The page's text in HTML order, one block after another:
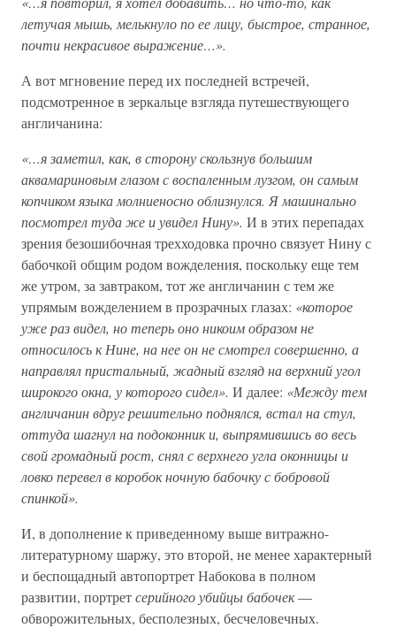
летучая мышь, мелькнуло по ее лицу, быстрое, странное,
почти некрасивое выражение…».
А вот мгновение перед их последней встречей,
подсмотренное в зеркальце взгляда путешествующего
англичанина:
«…я заметил, как, в сторону скользнув большим
аквамариновым глазом с воспаленным лузгом, он самым
копчиком языка молниеносно облизнулся. Я машинально
посмотрел туда же и увидел Нину». И в этих перепадах
зрения безошибочная трехходовка прочно связует Нину с
бабочкой общим родом вожделения, поскольку еще тем
же утром, за завтраком, тот же англичанин с тем же
упрямым вожделением в прозрачных глазах: «которое
уже раз видел, но теперь оно никоим образом не
относилось к Нине, на нее он не смотрел совершенно, а
направлял пристальный, жадный взгляд на верхний угол
широкого окна, у которого сидел». И далее: «Между тем
англичанин вдруг решительно поднялся, встал на стул,
оттуда шагнул на подоконник и, выпрямившись во весь
свой громадный рост, снял с верхнего угла оконницы и
ловко перевел в коробок ночную бабочку с бобровой
спинкой».
И, в дополнение к приведенному выше витражно-
литературному шаржу, это второй, не менее характерный
и беспощадный автопортрет Набокова в полном
развитии, портретсерийного убийцы бабочек—
обворожительных, бесполезных, бесчеловечных.